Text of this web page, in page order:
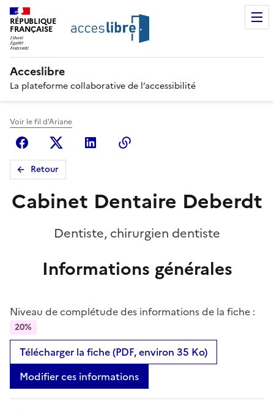
RÉPUBLIQUE
FRANÇAISE
Acceslibre
La plateforme collaborative de l’accessibilité
Voir le fil d'Ariane
FacebookX (anciennement Twitter)
Linkedin
Retour
Cabinet Dentaire Deberdt
Dentiste, chirurgien dentiste
Informations générales
Niveau de complétude des informations de la fiche :
20%
Télécharger la fiche (PDF, environ 35 Ko)
Modifier ces informations